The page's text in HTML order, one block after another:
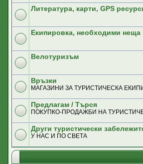
Литература, карти, GPS
Екипировка, необходими неща
Велотуризъм
Връзки
MАГАЗИНИ ЗА ТУРИСТИЧЕСКА
Предлагам / Търся
ПОКУПКО-ПРОДАЖБИ НА
Други туристически
У НАС И ПО СВЕТА